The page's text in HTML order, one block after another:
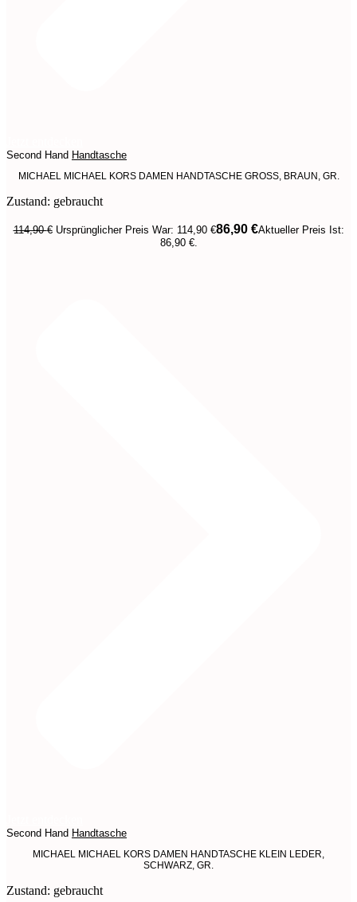
Second Hand Handtasche
MICHAEL MICHAEL KORS DAMEN HANDTASCHE GROSS, BRAUN, GR.
Zustand: gebraucht
114,90€ Ursprünglicher Preis War: 114,90 €86,90 €Aktueller Preis Ist:
86,90 €.
Second Hand Handtasche
MICHAEL MICHAEL KORS DAMEN HANDTASCHE KLEIN LEDER,
SCHWARZ, GR.
Zustand: gebraucht